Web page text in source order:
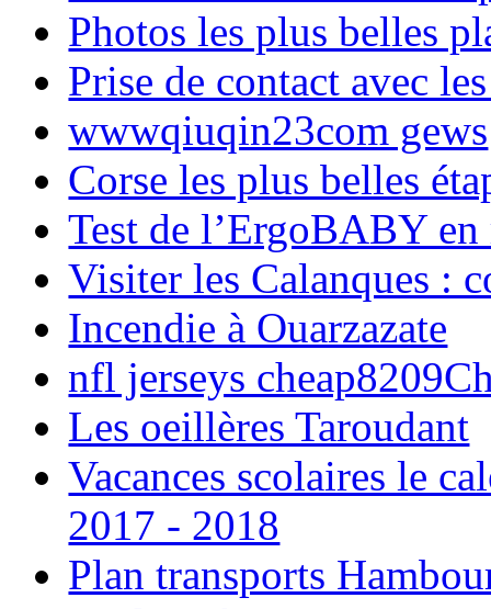
Photos les plus belles
Prise de contact avec
wwwqiuqin23com gews
Corse les plus belles
Test de l’ErgoBABY en
Visiter les Calanques :
Incendie à Ouarzazate
nfl jerseys
Les oeillères Taroudant
Vacances scolaires le
2017 - 2018
Plan transports